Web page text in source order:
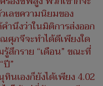
ลขความนิยมของ
นึงว่าในมิติการส่งออก
ศุภจีจะทำได้ดีเพียงใด
สึกราย “เดือน” ขณะที่
ปี”
นเองก็ยังได้เพียง 4.02